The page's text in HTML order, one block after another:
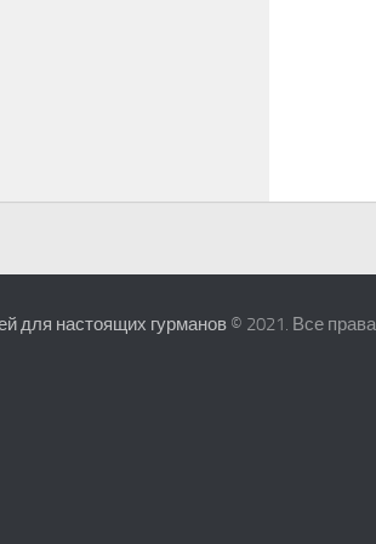
для настоящих гурманов © 2021. Все